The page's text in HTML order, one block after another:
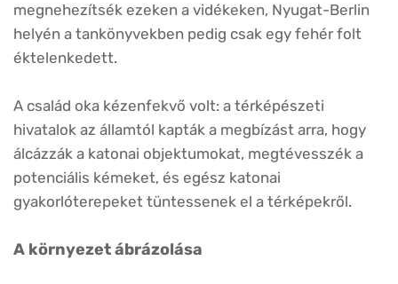
megnehezítsék ezeken a vidékeken, Nyugat-Berlin
helyén a tankönyvekben pedig csak egy fehér folt
éktelenkedett.
A család oka kézenfekvő volt: a térképészeti
hivatalok az államtól kapták a megbízást arra, hogy
álcázzák a katonai objektumokat, megtévesszék a
potenciális kémeket, és egész katonai
gyakorlóterepeket tüntessenek el a térképekről.
A környezet ábrázolása